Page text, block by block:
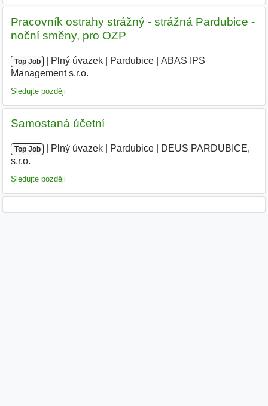
Pracovník ostrahy strážný - strážná Pardubice -
noční směny, pro OZP
Top Job Plný úvazek Pardubice
ABAS IPS
Management s.r.o.
Sledujte později
Samostaná účetní
Top Job Plný úvazek Pardubice
DEUS PARDUBICE,
s.r.o.
Sledujte později